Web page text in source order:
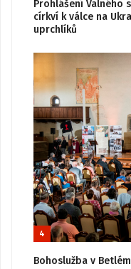
Prohlášení Valného
církví k válce na
uprchlíků
4
Bohoslužba v